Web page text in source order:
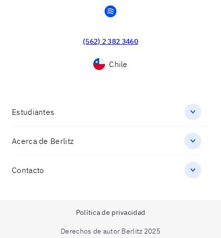
spotify
(562) 2 382 3460
Chile
Estudiantes
Acerca de Berlitz
Contacto
Derechos de autor Berlitz 2025
Política de privacidad